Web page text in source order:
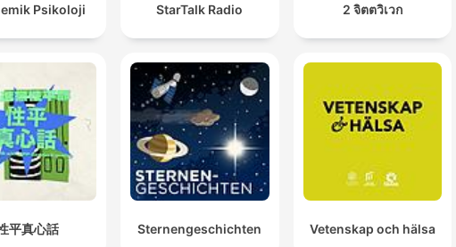
Psikoloji StarTalk Radio 2 จิตตวิเวก
平真心話 Sternengeschichten Vetenskap och hälsa